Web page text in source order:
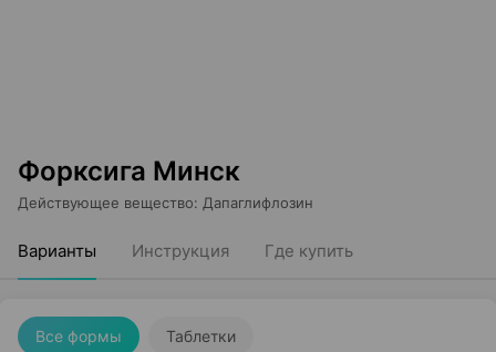
Форксига Минск
Действующее вещество: Дапаглифлозин
Варианты Инструкция Где купить
Все формы Таблетки